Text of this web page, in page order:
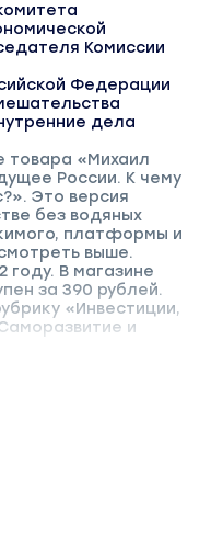
Комиссии
Федерации
дела
товара «Михаил
России. К чему
Это версия
без водяных
платформы и
выше.
году. В магазине
за 390 рублей.
«Инвестиции,
и